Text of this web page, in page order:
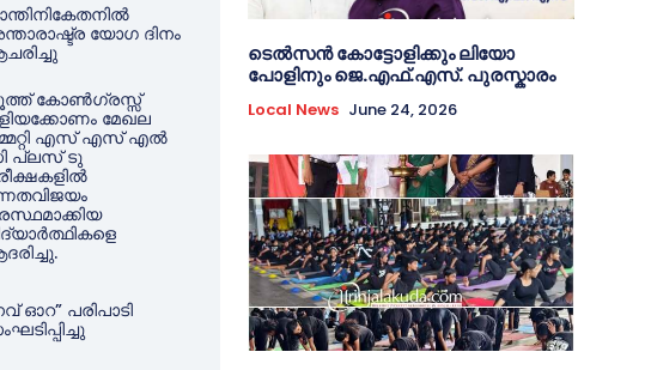
യോഗ ദിനം
കോൺഗ്രസ്സ്
മേഖല
എസ് എസ് എൽ
പ്ലസ് ടു
ഓറ” പരിപാടി
ടെൽസൻ കോട്ടോളിക്കും ലിയോ
പോളിനും ജെ.എഫ്.എസ്. പുരസ്കാരം
Local News June 24, 2026